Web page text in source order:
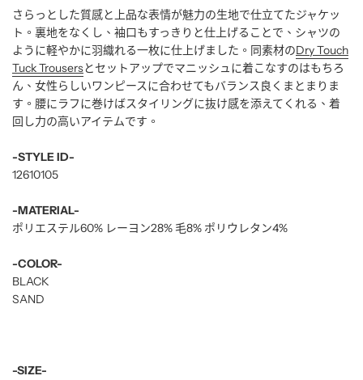
さらっとした質感と上品な表情が魅力の生地で仕立てたジャケッ
ト。裏地をなくし、袖口もすっきりと仕上げることで、シャツの
ように軽やかに羽織れる一枚に仕上げました。同素材のDry Touch
Tuck Trousersとセットアップでマニッシュに着こなすのはもちろ
ん、女性らしいワンピースに合わせてもバランス良くまとまりま
す。腰にラフに巻けばスタイリングに抜け感を添えてくれる、着
回し力の高いアイテムです。
-STYLE ID-
12610105
-MATERIAL-
ポリエステル60% レーヨン28% 毛8% ポリウレタン4%
-COLOR-
BLACK
SAND
-SIZE-